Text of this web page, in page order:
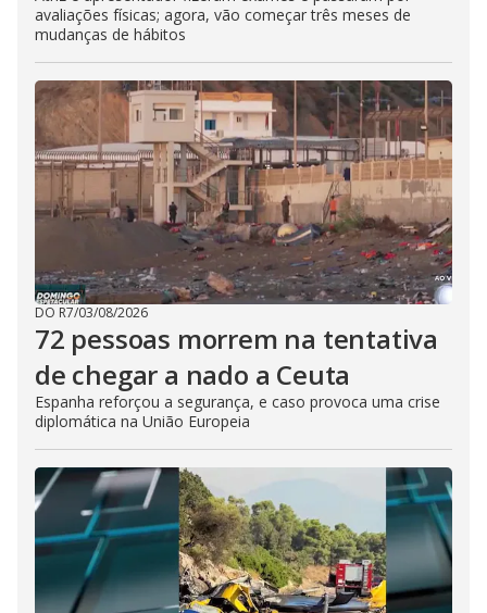
avaliações físicas; agora, vão começar três meses de
mudanças de hábitos
DO R7/03/08/2026
72 pessoas morrem na tentativa
de chegar a nado a Ceuta
Espanha reforçou a segurança, e caso provoca uma crise
diplomática na União Europeia